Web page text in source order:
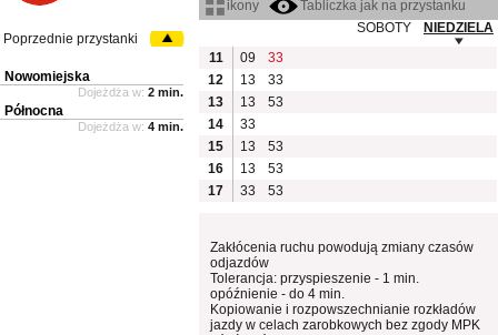
ikony
Tabliczka jak na przystanku
SOBOTY
NIEDZIELA
11
09
33
12
13
33
13
13
53
14
33
15
13
53
16
13
53
17
33 53
Zakłócenia ruchu powodują zmiany czasów
odjazdów
Tolerancja: przyspieszenie - 1 min.
opóźnienie - do 4 min.
Kopiowanie i rozpowszechnianie rozkładów
jazdy w celach zarobkowych bez zgody MPK
Poprzednie przystanki
Nowomiejska
Dojeżdża w: 2 min.
Północna
Dojeżdża w: 4 min.